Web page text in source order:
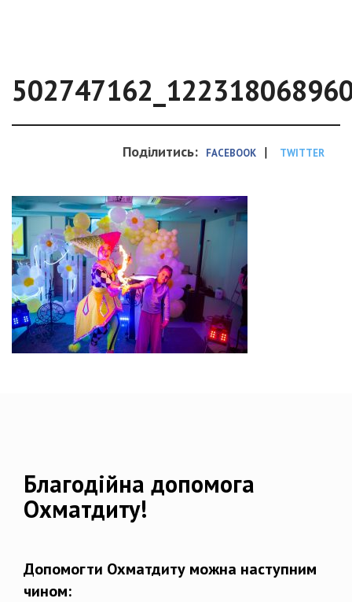
Поділитись: FACEBOOK | TWITTER
Благодійна допомога
Охматдиту!
Допомогти Охматдиту можна наступним
чином: